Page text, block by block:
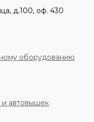
д.100, оф. 430
оборудованию
и автовышек